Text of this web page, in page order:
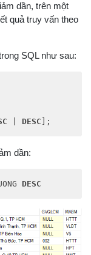
dần, trên một
quả truy vấn theo
SQL như sau:
DESC ];
dần:
DESC